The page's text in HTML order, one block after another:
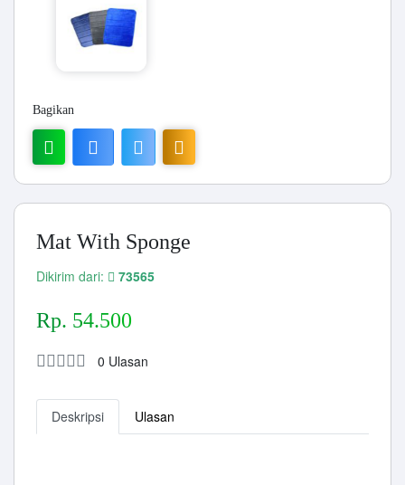
Bagikan
Mat With Sponge
Dikirim dari: 73565
Rp. 54.500
0 Ulasan
Deskripsi Ulasan